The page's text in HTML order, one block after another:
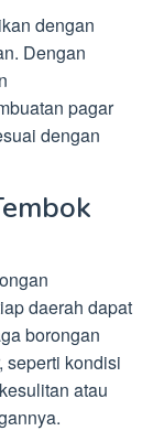
dengan
Dengan
pagar
dengan
daerah dapat
borongan
seperti kondisi
atau